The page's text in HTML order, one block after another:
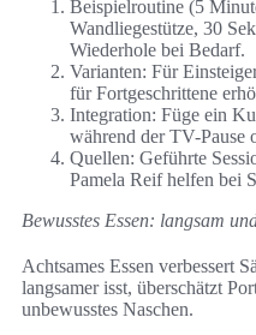
Beispielroutine (5
Wandliegestütze, 30
Wiederhole bei Bedarf.
Varianten: Für
für Fortgeschrittene
Integration: Füge ein
während der TV-Pause
Quellen: Geführte
Pamela Reif helfen bei
Bewusstes Essen: langsam
Achtsames Essen verbessert
langsamer isst, überschätzt
unbewusstes Naschen.